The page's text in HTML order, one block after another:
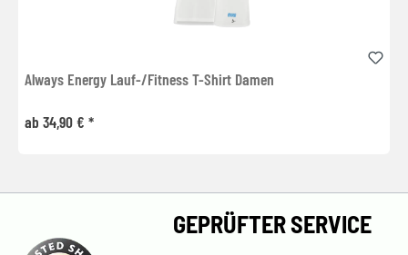
Always Energy Lauf-/Fitness T-Shirt Damen
ab 34,90 € *
GEPRÜFTER SERVICE